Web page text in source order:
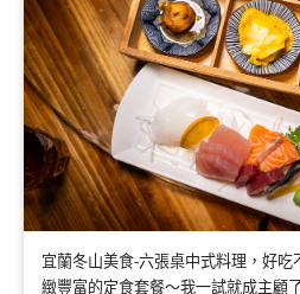
宜蘭冬山美食-六張桌中式料理，好
緻豐富的定食套餐～我一試就成主顧